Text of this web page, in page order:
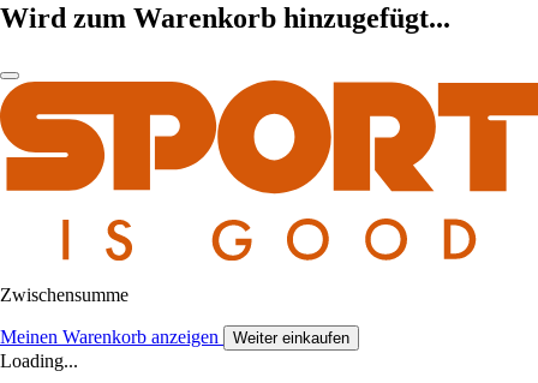
Wird zum Warenkorb hinzugefügt...
Zwischensumme
Meinen Warenkorb anzeigen Weiter einkaufen
Loading...